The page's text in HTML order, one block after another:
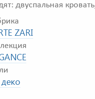
двуспальная
ZARI